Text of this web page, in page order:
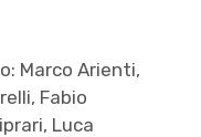
Marco Arienti,
Fabio
Luca